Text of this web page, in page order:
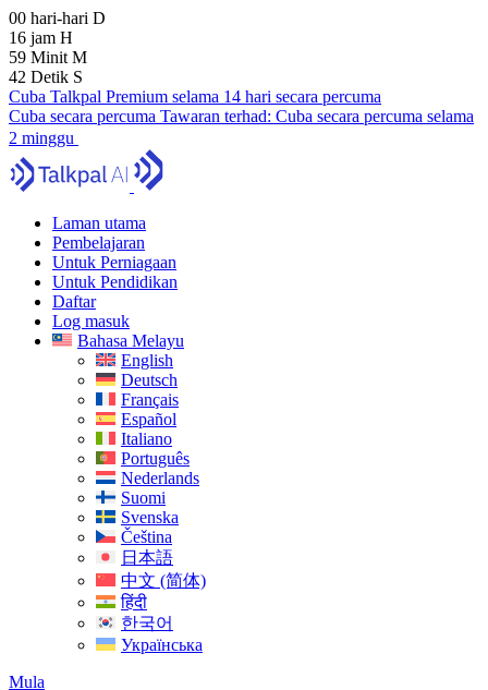
00 hari-hari D
16 jam H
59 Minit M
41 Detik S
Cuba Talkpal Premium selama 14 hari secara percuma
Cuba secara percuma Tawaran terhad: Cuba secara percuma selama
2 minggu
Laman utama
Pembelajaran
Untuk Perniagaan
Untuk Pendidikan
Daftar
Log masuk
Bahasa Melayu
English
Deutsch
Français
Español
Italiano
Português
Nederlands
Suomi
Svenska
Čeština
日本語
中文 (简体)
हिंदी
한국어
Українська
Mula